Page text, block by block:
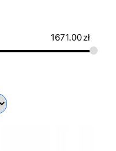
1671.00zł